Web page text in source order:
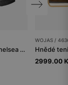
Černé dámské chelsea boty z kolekce CODE30
WOJAS /
Hnědé
2999.00